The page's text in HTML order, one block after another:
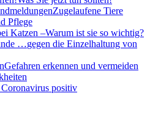
Zugelaufene Tiere
Pflege
Katzen –Warum ist sie so wichtig?
…gegen die Einzelhaltung von
Gefahren erkennen und vermeiden
positiv